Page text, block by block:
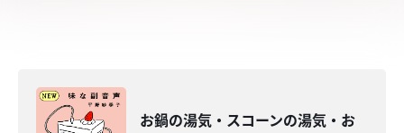
お鍋の湯気・スコーンの湯気・お